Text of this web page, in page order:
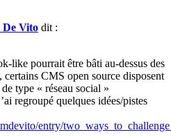
De Vito dit :
like pourrait être bâti au-dessus des
CMS open source disposent
type « réseau social »
regroupé quelques idées/pistes
entry/